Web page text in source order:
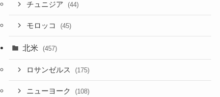
チュニジア (44)
モロッコ (45)
北米 (457)
ロサンゼルス (175)
ニューヨーク (108)